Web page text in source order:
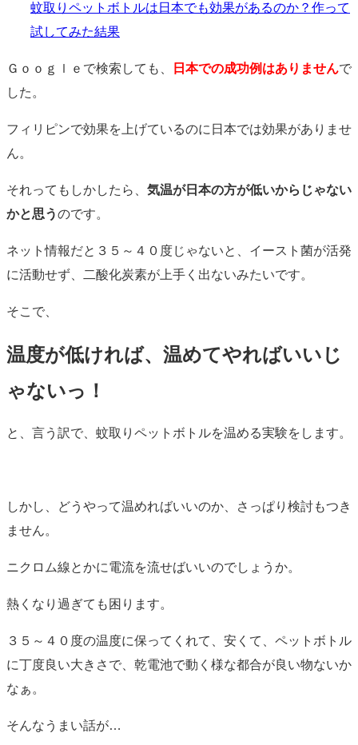
蚊取りペットボトルは日本でも効果があるのか？作って
試してみた結果
Ｇｏｏｇｌｅで検索しても、 日本での成功例はありませんで
した。
フィリピンで効果を上げているのに日本では効果がありませ
ん。
それってもしかしたら、 気温が日本の方が低いからじゃない
かと思うのです。
ネット情報だと３５～４０度じゃないと、イースト菌が活発
に活動せず、二酸化炭素が上手く出ないみたいです。
そこで、
温度が低ければ、温めてやればいいじ
ゃないっ！
と、言う訳で、蚊取りペットボトルを温める実験をします。
しかし、どうやって温めればいいのか、さっぱり検討もつき
ません。
ニクロム線とかに電流を流せばいいのでしょうか。
熱くなり過ぎても困ります。
３５～４０度の温度に保ってくれて、安くて、ペットボトル
に丁度良い大きさで、乾電池で動く様な都合が良い物ないか
なぁ。
そんなうまい話が…